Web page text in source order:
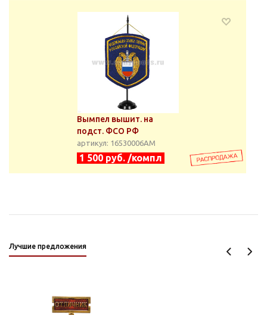
Вымпел вышит. на
подст. ФСО РФ
артикул: 16530006АМ
1 500 руб. /компл
Лучшие предложения